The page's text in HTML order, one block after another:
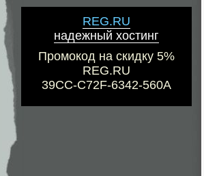
REG.RU
надежный хостинг
Промокод на скидку 5%
REG.RU
39CC-C72F-6342-560A